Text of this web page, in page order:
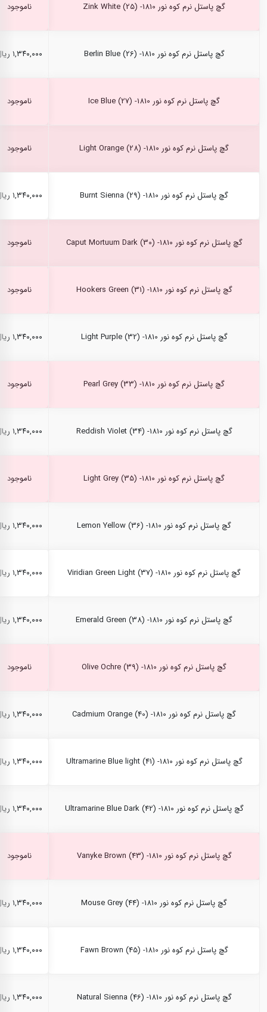
گچ پاستل نرم کوه نور Zink White (25) -1810 ناموجود
گچ پاستل نرم کوه نور Berlin Blue (26) -1810 ۱,۳۴۰,۰۰۰ ریال
گچ پاستل نرم کوه نور Ice Blue (27) -1810 ناموجود
گچ پاستل نرم کوه نور Light Orange (28) -1810 ناموجود
گچ پاستل نرم کوه نور Burnt Sienna (29) -1810 ۱,۳۴۰,۰۰۰ ریال
گچ پاستل نرم کوه نور Caput Mortuum Dark (30) -1810 ناموجود
گچ پاستل نرم کوه نور Hookers Green (31) -1810 ناموجود
گچ پاستل نرم کوه نور Light Purple (32) -1810 ۱,۳۴۰,۰۰۰ ریال
گچ پاستل نرم کوه نور Pearl Grey (33) -1810 ناموجود
گچ پاستل نرم کوه نور Reddish Violet (34) -1810 ۱,۳۴۰,۰۰۰ ریال
گچ پاستل نرم کوه نور Light Grey (35) -1810 ناموجود
گچ پاستل نرم کوه نور Lemon Yellow (36) -1810 ۱,۳۴۰,۰۰۰ ریال
گچ پاستل نرم کوه نور Viridian Green Light (37) -1810 ۱,۳۴۰,۰۰۰ ریال
گچ پاستل نرم کوه نور Emerald Green (38) -1810 ۱,۳۴۰,۰۰۰ ریال
گچ پاستل نرم کوه نور Olive Ochre (39) -1810 ناموجود
گچ پاستل نرم کوه نور Cadmium Orange (40) -1810 ۱,۳۴۰,۰۰۰ ریال
گچ پاستل نرم کوه نور Ultramarine Blue light (41) -1810 ۱,۳۴۰,۰۰۰ ریال
گچ پاستل نرم کوه نور Ultramarine Blue Dark (42) -1810 ۱,۳۴۰,۰۰۰ ریال
گچ پاستل نرم کوه نور Vanyke Brown (43) -1810 ناموجود
گچ پاستل نرم کوه نور Mouse Grey (44) -1810 ۱,۳۴۰,۰۰۰ ریال
گچ پاستل نرم کوه نور Fawn Brown (45) -1810 ۱,۳۴۰,۰۰۰ ریال
گچ پاستل نرم کوه نور Natural Sienna (46) -1810 ۱,۳۴۰,۰۰۰ ریال